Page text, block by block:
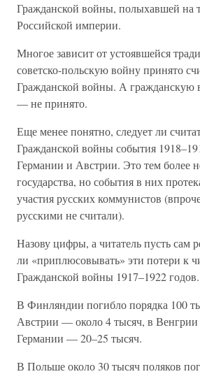
Гражданской войны, полыхавшей на
Российской империи.
Многое зависит от устоявшейся
советско-польскую войну принято
Гражданской войны. А
— не принято.
Еще менее понятно, следует ли
Гражданской войны события
Германии и Австрии. Это тем более
государства, но события в них
участия русских коммунистов
русскими не считали).
Назову цифры, а читатель пусть сам
ли «приплюсовывать» эти потери к
Гражданской войны 1917–1922 годов.
В Финляндии погибло порядка 100
Австрии — около 4 тысяч, в
Германии — 20–25 тысяч.
В Польше около 30 тысяч поляков